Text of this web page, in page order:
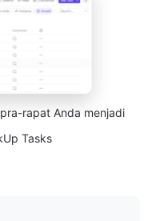
rapat Anda menjadi
Tasks